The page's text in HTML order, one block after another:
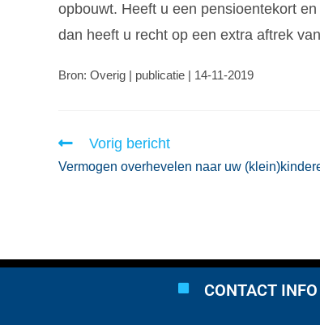
opbouwt. Heeft u een pensioentekort
dan heeft u recht op een extra aftrek
Bron: Overig | publicatie | 14-11-2019
Vorig bericht
Vermogen overhevelen naar uw
CONTACT INFO